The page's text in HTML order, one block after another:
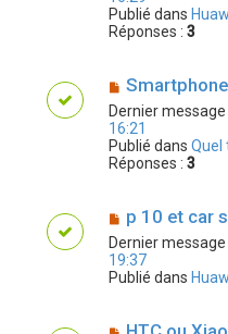
Publié dans
Réponses : 3
Dernier
16:21
Publié dans Quel
Réponses : 3
p 10 et car
Dernier
19:37
Publié dans